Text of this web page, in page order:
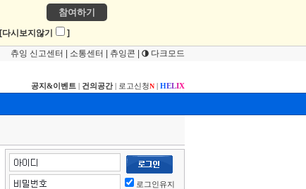
참여하기
[다시보지않기 ]
츄잉 신고센터 소통센터 츄잉콘 다크모드
공지&이벤트 | 건의공간| 로고신청N | HELIX
로그인유지